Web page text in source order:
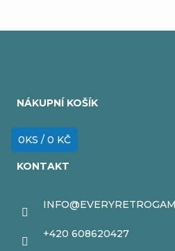
NÁKUPNÍ KOŠÍK
0KS / 0 KČ
KONTAKT
INFO@
+420 608620427